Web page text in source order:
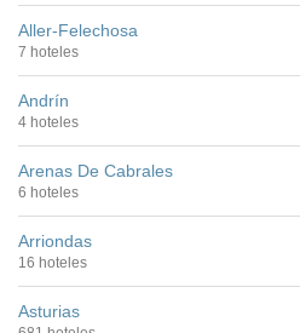
Aller-Felechosa
7 hoteles
Andrín
4 hoteles
Arenas De Cabrales
6 hoteles
Arriondas
16 hoteles
Asturias